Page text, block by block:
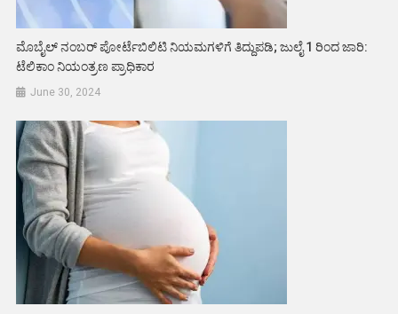
ಮೊಬೈಲ್ ನಂಬರ್ ಪೋರ್ಟೆಬಿಲಿಟಿ ನಿಯಮಗಳಿಗೆ ತಿದ್ದುಪಡಿ; ಜುಲೈ 1 ರಿಂದ ಜಾರಿ:
ಟೆಲಿಕಾಂ ನಿಯಂತ್ರಣ ಪ್ರಾಧಿಕಾರ
June 30, 2024